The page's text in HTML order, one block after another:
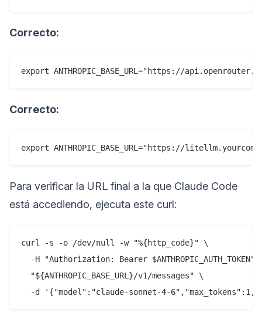
Correcto:
Correcto:
Para verificar la URL final a la que Claude Code
está accediendo, ejecuta este curl:
curl -s -o /dev/null -w "%{http_code}" \
-H "Authorization: Bearer $ANTHROPIC_AUTH_TOKEN"
  "${ANTHROPIC_BASE_URL}/v1/messages" \